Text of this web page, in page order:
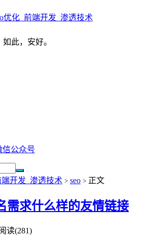
优化_前端开发_渗透技术
此，安好。
信公众号
端开发_渗透技术 > seo > 正文
需求什么样的友情链接
读(281)